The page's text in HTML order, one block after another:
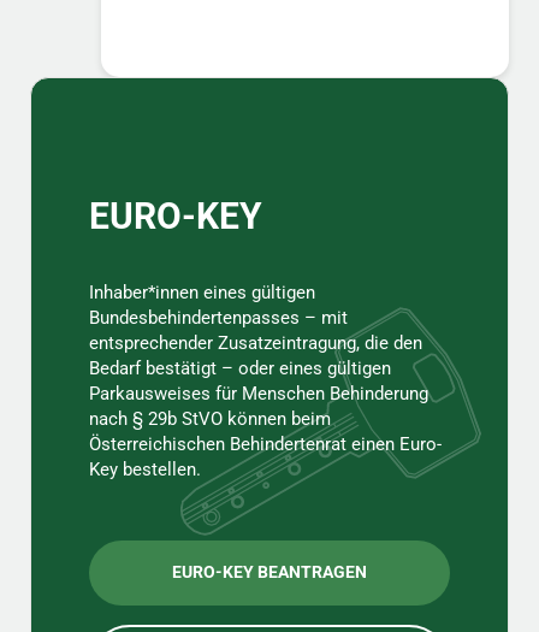
Sidebar
EURO-KEY
Inhaber*innen eines gültigen
Bundesbehindertenpasses – mit
entsprechender Zusatzeintragung, die den
Bedarf bestätigt – oder eines gültigen
Parkausweises für Menschen Behinderung
nach § 29b StVO können beim
Österreichischen Behindertenrat einen Euro-
Key bestellen.
EURO-KEY BEANTRAGEN